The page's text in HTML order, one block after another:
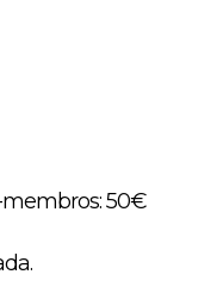
membros: 50€